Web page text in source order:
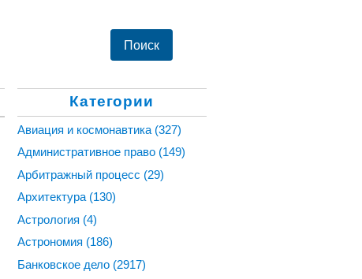
Категории
Авиация и космонавтика (327)
Административное право (149)
Арбитражный процесс (29)
Архитектура (130)
Астрология (4)
Астрономия (186)
Банковское дело (2917)